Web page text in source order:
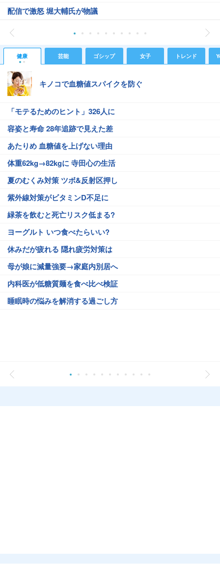
配信で激怒 堀大輔氏が物議
健康 芸能 ゴシップ 女子 トレンド
キノコで血糖値スパイクを防ぐ
「モテるためのヒント」326人に
容姿と寿命 28年追跡で見えた差
あたりめ 血糖値を上げない理由
体重62kg→82kgに 寺田心の生活
夏のむくみ対策 ツボ&反射区押し
紫外線対策がビタミンD不足に
緑茶を飲むと死亡リスク低まる?
ヨーグルト いつ食べたらいい?
休みだが疲れる 隠れ疲労対策は
母が娘に減量強要→家庭内別居へ
内科医が低糖質麺を食べ比べ検証
睡眠時の悩みを解消する過ごし方